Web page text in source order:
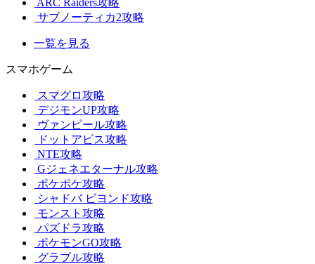
サブノーティカ2攻略
一覧を見る
スマホゲーム
スマグロ攻略
デジモンUP攻略
ヴァンピール攻略
ドットアビス攻略
NTE攻略
Gジェネエターナル攻略
ポケポケ攻略
シャドバ ビヨンド攻略
モンスト攻略
パズドラ攻略
ポケモンGO攻略
グラブル攻略